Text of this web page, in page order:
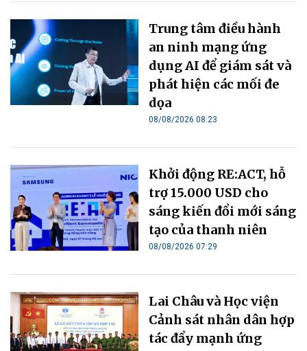
Trung tâm điều hành
an ninh mạng ứng
dụng AI để giám sát và
phát hiện các mối đe
dọa
08/08/2026 08:23
Khởi động RE:ACT, hỗ
trợ 15.000 USD cho
sáng kiến đổi mới sáng
tạo của thanh niên
08/08/2026 07:29
Lai Châu và Học viện
Cảnh sát nhân dân hợp
tác đẩy mạnh ứng